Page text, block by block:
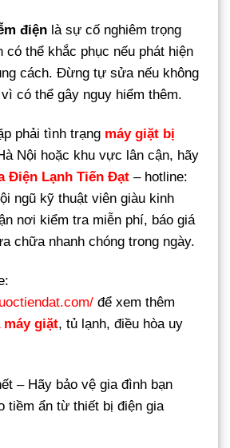
điện là sự cố nghiêm trọng
có thể khắc phục nếu phát hiện
cách. Đừng tự sửa nếu không
có thể gây nguy hiểm thêm.
phải tình trạng máy giặt bị
Nội hoặc khu vực lân cận, hãy
Điện Lạnh Tiến Đạt – hotline:
ngũ kỹ thuật viên giàu kinh
nơi kiểm tra miễn phí, báo giá
chữa nhanh chóng trong ngày.
để xem thêm
máy giặt, tủ lạnh, điều hòa uy
– Hãy bảo vệ gia đình bạn
tiềm ẩn từ thiết bị điện gia